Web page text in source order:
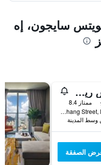
سايجون، إه
رينيسانس ريفرسايد هوتل سايجون
ممتاز 8.4
8-15 Ton Duc Thang Street, District 1, هوتشي مين سيتي, فيتنام
الصفقة